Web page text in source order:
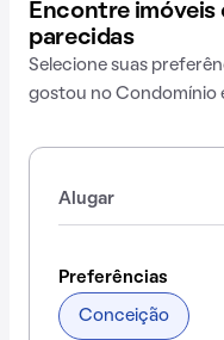
Encontre
parecidas
Selecione suas
gostou no Condomínio
Alugar
Preferências
Conceição